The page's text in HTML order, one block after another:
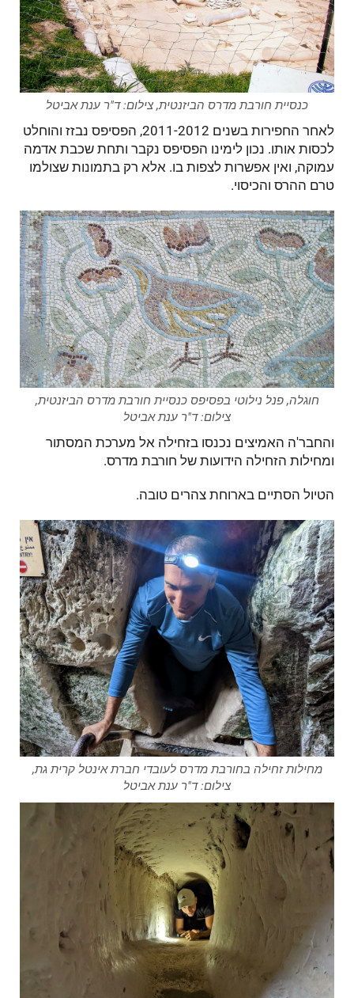
כנסיית חורבת מדרס הביזנטית, צילום: ד"ר ענת אביטל
לאחר החפירות בשנים 2011-2012, הפסיפס נבזז והוחלט
לכסות אותו. נכון לימינו הפסיפס נקבר ותחת שכבת אדמה
עמוקה, ואין אפשרות לצפות בו. אלא רק בתמונות שצולמו
טרם ההרס והכיסוי.
חוגלה, פנל נילוטי בפסיפס כנסיית חורבת מדרס הביזנטית,
צילום: ד"ר ענת אביטל
והחבר'ה האמיצים נכנסו בזחילה אל מערכת המסתור
ומחילות הזחילה הידועות של חורבת מדרס.
הטיול הסתיים בארוחת צהרים טובה.
מחילות זחילה בחורבת מדרס לעובדי חברת אינטל קרית גת,
צילום: ד"ר ענת אביטל